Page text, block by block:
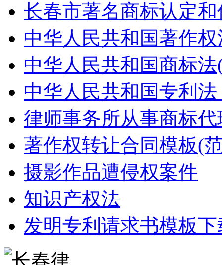
长春市著名商标认定
中华人民共和国著作权
中华人民共和国商标法
中华人民共和国专利法
律师事务所从事商标
著作权转让合同模板(
摄影作品遭侵权案件
知识产权法
发明专利请求书模板下